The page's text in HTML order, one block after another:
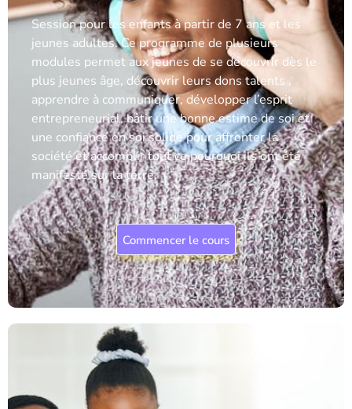
Session pour les enfants à partir de 7 ans et les
jeunes adultes. Ce programme de plusieurs
modules permet aux jeunes de se découvrir dès le
plus jeunes âge, découvrir leurs dons talents ,
apprendre à communiquer, développer l’esprit
entrepreneurial, bâtir une bonne estime de soi et
une confiance en soi solide pour affronter la
société et accomplir tout ce pourquoi ils ont été
manifesté sur la terre.
Commencer le cours